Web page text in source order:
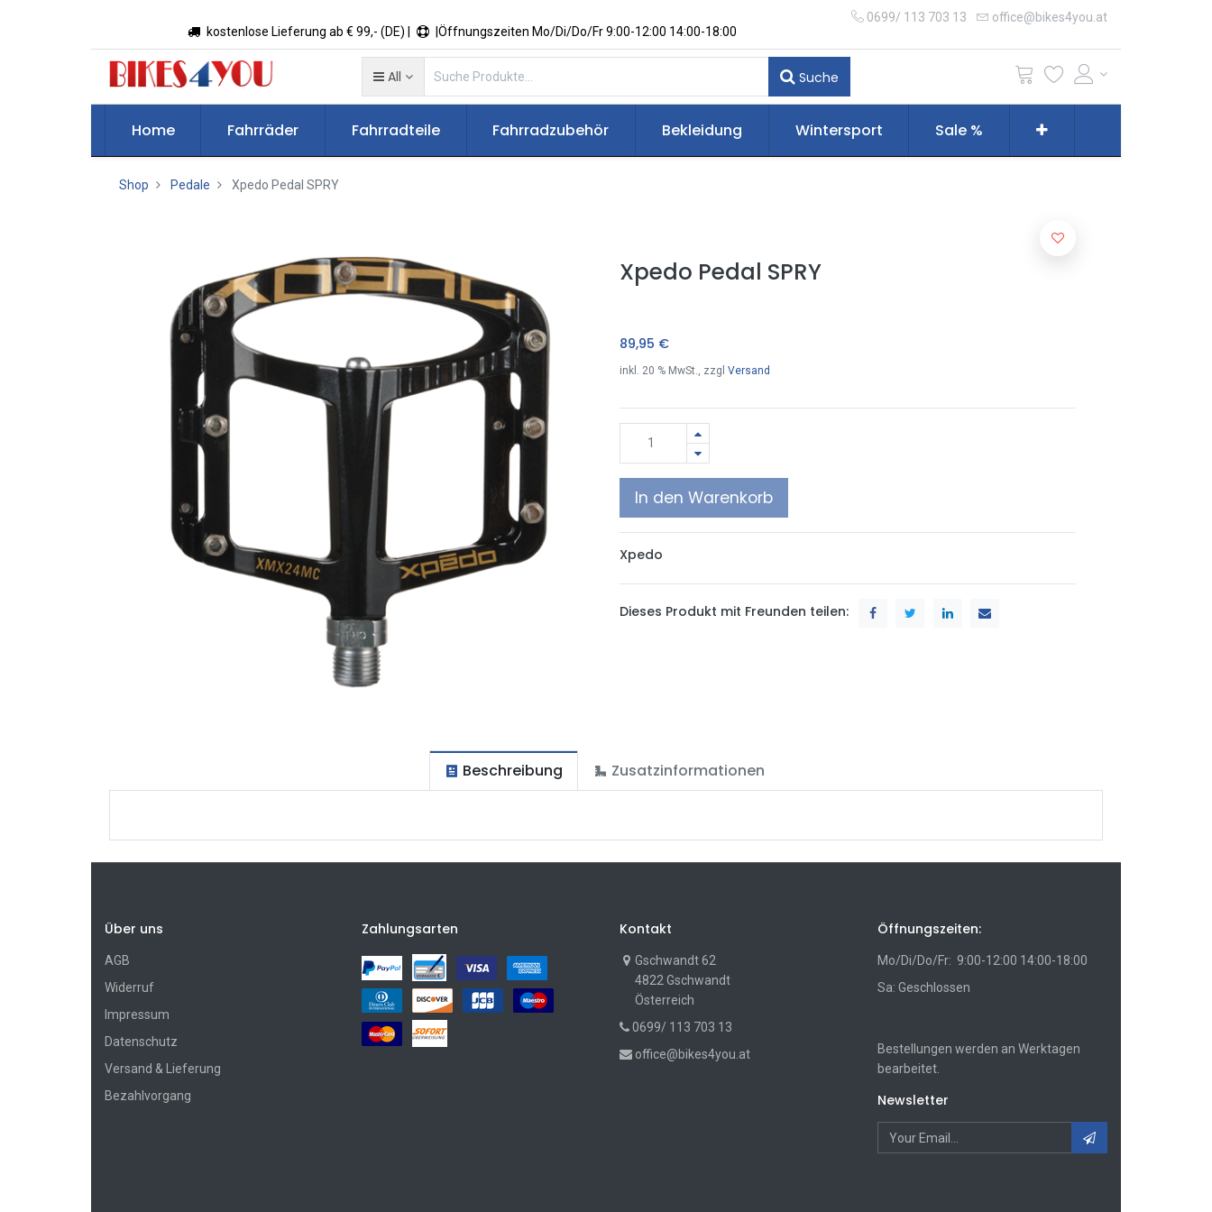
kostenlose Lieferung ab € 99,- (DE) | |Öffnungszeiten Mo/Di/Do/Fr 9:00-12:00 14:00-18:00
0699/ 113 703 13 office@bikes4you.at
All Suche
Home Fahrräder Fahrradteile Fahrradzubehör Bekleidung Wintersport Sale %
Shop Pedale Xpedo Pedal SPRY
Xpedo Pedal SPRY
89,95 €
inkl. 20 % MwSt., zzgl Versand
In den Warenkorb
Xpedo
Dieses Produkt mit Freunden teilen:
Beschreibung Zusatzinformationen
Über uns
AGB
Widerruf
Impressum
Datenschutz
Versand & Lieferung
Bezahlvorgang
Zahlungsarten Kontakt
Gschwandt 62
4822 Gschwandt
Österreich
0699/ 113 703 13
office@bikes4you.at
Öffnungszeiten:
Mo/Di/Do/Fr: 9:00-12:00 14:00-18:00
Sa: Geschlossen
Bestellungen werden an Werktagen
bearbeitet.
Newsletter